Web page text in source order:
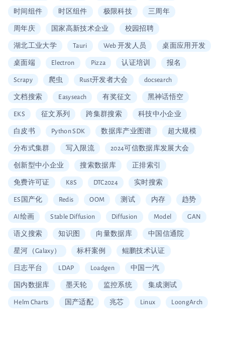
时间组件 时区组件 极限科技 三周年
周年庆 国家高新技术企业 校园招聘
湖北工业大学 Tauri Web 开发人员 桌面应用开发
桌面端 Electron Pizza 认证培训 报名
Scrapy 爬虫 Rust开发者大会 docsearch
文档搜索 Easyseach 有奖征文 黑神话悟空
EKS 征文系列 跨集群搜索 科技中小企业
白皮书 Python SDK 数据库产业图谱 超大规模
分布式集群 写入限流 2024可信数据库发展大会
创新型中小企业 搜索数据库 正排索引
免费许可证 K8S DTC2024 实时搜索
ES国产化 Redis OOM 测试 内存 趋势
AI绘画 Stable Diffusion Diffusion Model GAN
语义搜索 知识图 向量数据库 中国信通院
星河（Galaxy） 标杆案例 鲲鹏技术认证
日志平台 LDAP Loadgen 中国一汽
国内数据库 墨天轮 监控系统 集成测试
Helm Charts 国产适配 兆芯 Linux LoongArch